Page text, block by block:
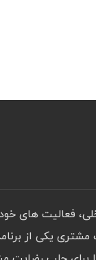
فعالیت های خود
یکی از